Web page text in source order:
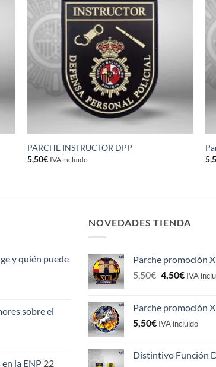
PARCHE INSTRUCTOR DPP
5,50€ IVA incluido
y quién puede
sobre el
la ENP 22
NOVEDADES TIENDA
Parche promoción
5,50€ El
era:
5,50€.
4,50€El
es:
4,50€.
IVA
Parche promoción
5,50€ IVA incluido
Distintivo Función